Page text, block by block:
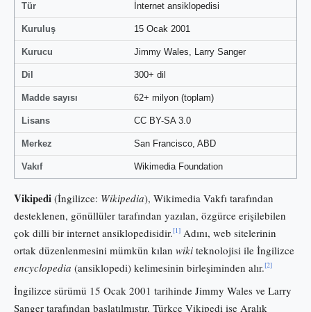
Tür İnternet ansiklopedisi
Kuruluş 15 Ocak 2001
Kurucu Jimmy Wales, Larry Sanger
Dil 300+ dil
Madde sayısı 62+ milyon (toplam)
Lisans CC BY-SA 3.0
Merkez San Francisco, ABD
Vakıf Wikimedia Foundation
Vikipedi (İngilizce: Wikipedia), Wikimedia Vakfı tarafından
desteklenen, gönüllüler tarafından yazılan, özgürce erişilebilen
çok dilli bir internet ansiklopedisidir.[1] Adını, web sitelerinin
ortak düzenlenmesini mümkün kılan wiki teknolojisi ile İngilizce
encyclopedia (ansiklopedi) kelimesinin birleşiminden alır.[2]
İngilizce sürümü 15 Ocak 2001 tarihinde Jimmy Wales ve Larry
Sanger tarafından başlatılmıştır. Türkçe Vikipedi ise Aralık